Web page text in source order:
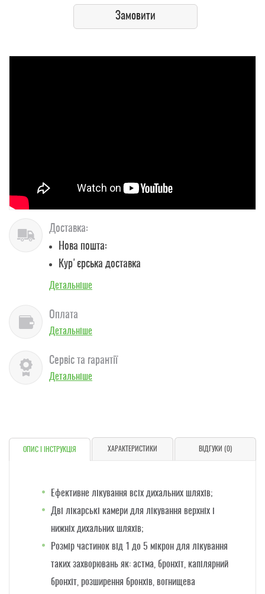
Замовити
Доставка:
Нова пошта:
Кур'єрська доставка
Детальніше
Оплата
Детальніше
Сервіс та гарантії
Детальніше
ОПИС І ІНСТРУКЦІЯ ХАРАКТЕРИСТИКИ ВІДГУКИ (0)
Ефективне лікування всіх дихальних шляхів;
Дві лікарські камери для лікування верхніх і
нижніх дихальних шляхів;
Розмір частинок від 1 до 5 мікрон для лікування
таких захворювань як: астма, бронхіт, капілярний
бронхіт, розширення бронхів, вогнищева